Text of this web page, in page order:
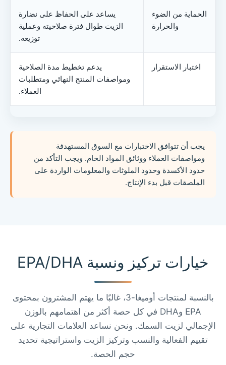
الحماية من الضوء
والحرارة
يساعد على الحفاظ على نضارة
الزيت طوال فترة صلاحيته وعملية
توزيعه.
اختبار الاستقرار
يدعم تخطيط مدة الصلاحية
ومواصفات المنتج النهائي ومتطلبات
العملاء.
يجب أن تتوافق الاختبارات مع السوق المستهدفة
ومواصفات العملاء ووثائق المواد الخام. ويجب التأكد من
حدود الأكسدة وحدود الملوثات والمعلومات الواردة على
الملصقات قبل بدء الإنتاج.
خيارات تركيز ونسبة EPA/DHA
بالنسبة لمنتجات أوميغا-3، غالبًا ما يهتم المشترون بمحتوى
EPA وDHA في كل حصة أكثر من اهتمامهم بالوزن
الإجمالي لزيت السمك. ونحن نساعد العلامات التجارية على
تقييم الفعالية والنسب وتركيز الزيت واستراتيجية تحديد
حجم الحصة.